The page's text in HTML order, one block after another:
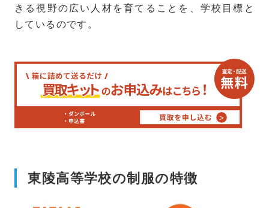
きる視野の広い人材を育てることを、学校目標と
しているのです。
東陵高等学校の制服の特徴